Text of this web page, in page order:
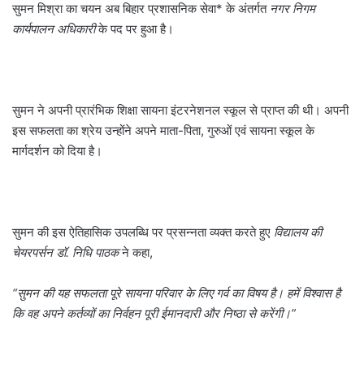
सुमन मिश्रा का चयन अब बिहार प्रशासनिक सेवा* के अंतर्गत नगर निगम
कार्यपालन अधिकारीके पद पर हुआ है।
सुमन ने अपनी प्रारंभिक शिक्षा सायना इंटरनेशनल स्कूल से प्राप्त की थी। अपनी
इस सफलता का श्रेय उन्होंने अपने माता-पिता, गुरुओं एवं सायना स्कूल के
मार्गदर्शन को दिया है।
सुमन की इस ऐतिहासिक उपलब्धि पर प्रसन्नता व्यक्त करते हुए विद्यालय की
चेयरपर्सन डॉ. निधि पाठकने कहा,
“सुमन की यह सफलता पूरे सायना परिवार के लिए गर्व का विषय है। हमें विश्वास है
कि वह अपने कर्तव्यों का निर्वहन पूरी ईमानदारी और निष्ठा से करेंगी।”